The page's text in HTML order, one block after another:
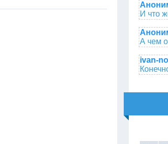
И что
А чем
ivan-